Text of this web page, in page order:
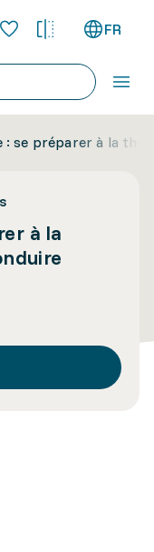
FR
: se préparer à la
à la